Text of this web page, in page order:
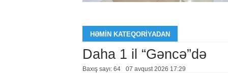
HƏMIN KATEQORIYADAN
Daha 1 il “Gəncə”də
Baxış sayı: 64 07 avqust 2026 17:29